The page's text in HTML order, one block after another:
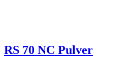
RS 70 NC Pulver